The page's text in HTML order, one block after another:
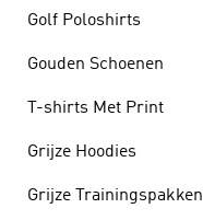
Golf Poloshirts
Gouden Schoenen
T-shirts Met Print
Grijze Hoodies
Grijze Trainingspakken